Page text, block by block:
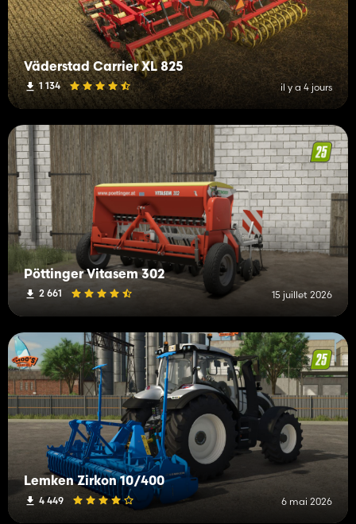
Väderstad Carrier XL 825
1 134 il y a 4 jours
Pöttinger Vitasem 302
2 661 15 juillet 2026
Lemken Zirkon 10/400
4 449 6 mai 2026